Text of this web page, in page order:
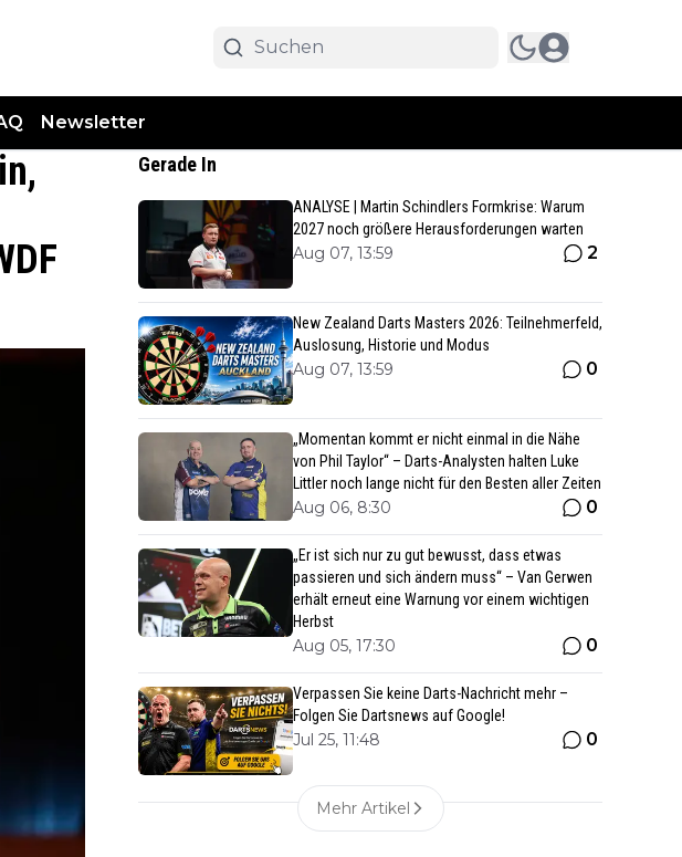
Newsletter
Gerade In
ANALYSE | Martin Schindlers Formkrise: Warum
2027 noch größere Herausforderungen warten
Aug 07, 13:59 2
New Zealand Darts Masters 2026: Teilnehmerfeld,
Auslosung, Historie und Modus
Aug 07, 13:59 0
„Momentan kommt er nicht einmal in die Nähe
von Phil Taylor“ – Darts-Analysten halten Luke
Littler noch lange nicht für den Besten aller Zeiten
Aug 06, 8:30 0
„Er ist sich nur zu gut bewusst, dass etwas
passieren und sich ändern muss“ – Van Gerwen
erhält erneut eine Warnung vor einem wichtigen
Herbst
Aug 05, 17:30 0
Verpassen Sie keine Darts-Nachricht mehr –
Folgen Sie Dartsnews auf Google!
Jul 25, 11:48 0
Mehr Artikel